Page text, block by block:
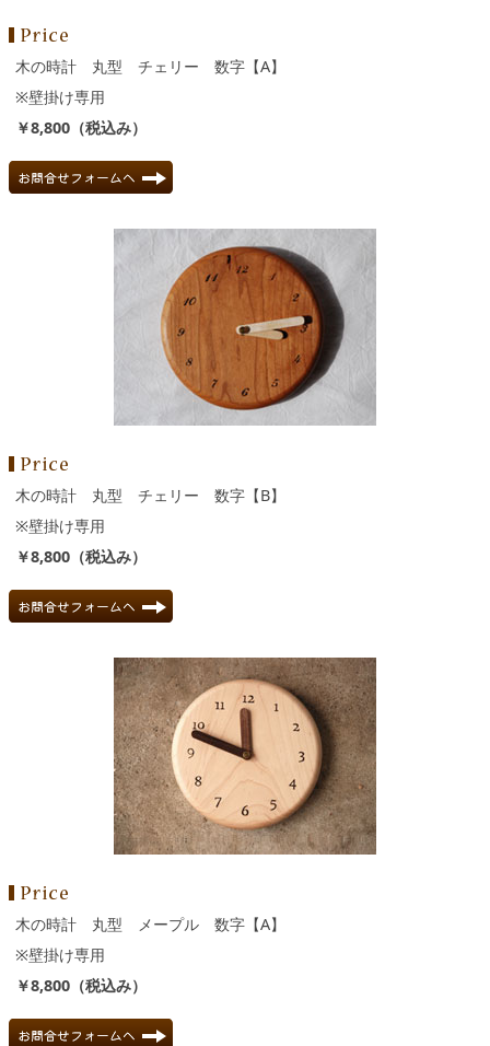
木の時計 丸型 チェリー 数字【A】
※壁掛け専用
￥8,800（税込み）
木の時計 丸型 チェリー 数字【B】
※壁掛け専用
￥8,800（税込み）
木の時計 丸型 メープル 数字【A】
※壁掛け専用
￥8,800（税込み）